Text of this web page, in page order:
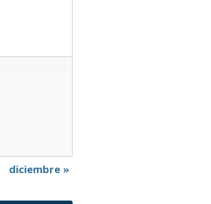
diciembre »